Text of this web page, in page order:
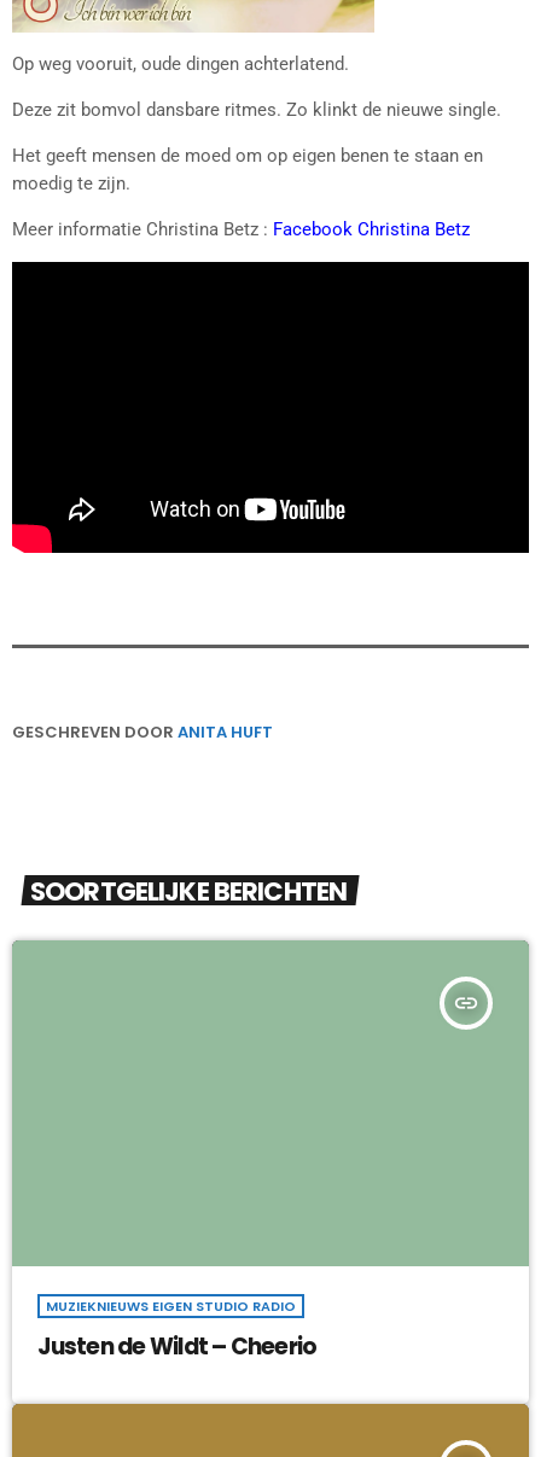
Op weg vooruit, oude dingen achterlatend.
Deze zit bomvol dansbare ritmes. Zo klinkt de nieuwe single.
Het geeft mensen de moed om op eigen benen te staan en
moedig te zijn.
Meer informatie Christina Betz : Facebook Christina Betz
GESCHREVEN DOOR ANITA HUFT
SOORTGELIJKE BERICHTEN
insert_link
MUZIEKNIEUWS EIGEN STUDIO RADIO
Justen de Wildt – Cheerio